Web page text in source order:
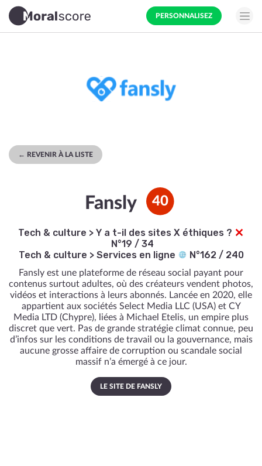
PERSONNALISEZ
← REVENIR À LA LISTE
Fansly 40
Tech & culture > Y a t-il des sites X éthiques ?
N°19 / 34
Tech & culture > Services en ligne N°162 / 240
Fansly est une plateforme de réseau social payant pour
contenus surtout adultes, où des créateurs vendent photos,
vidéos et interactions à leurs abonnés. Lancée en 2020, elle
appartient aux sociétés Select Media LLC (USA) et CY
Media LTD (Chypre), liées à Michael Etelis, un empire plus
discret que vert. Pas de grande stratégie climat connue, peu
d’infos sur les conditions de travail ou la gouvernance, mais
aucune grosse affaire de corruption ou scandale social
massif n’a émergé à ce jour.
LE SITE DE FANSLY